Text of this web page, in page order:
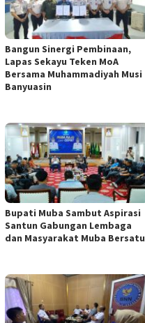
Bangun Sinergi Pembinaan,
Lapas Sekayu Teken MoA
Bersama Muhammadiyah Musi
Banyuasin
Bupati Muba Sambut Aspirasi
Santun Gabungan Lembaga
dan Masyarakat Muba Bersatu